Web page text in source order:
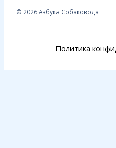
© 2026 Азбука Собаковода
Политика